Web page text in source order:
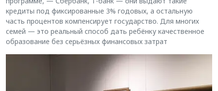
кредиты под фиксированные 3% годовых, а остальную
часть процентов компенсирует государство. Для многих
семей — это реальный способ дать ребёнку качественное
образование без серьёзных финансовых затрат